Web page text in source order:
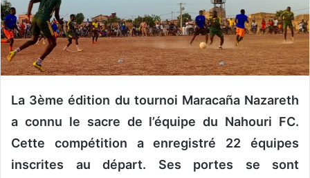
u
n
c
o
r
e
l
La 3ème édition du tournoi Maracaña Nazareth
a connu le sacre de l’équipe du Nahouri FC.
Cette compétition a enregistré 22 équipes
inscrites au départ. Ses portes se sont